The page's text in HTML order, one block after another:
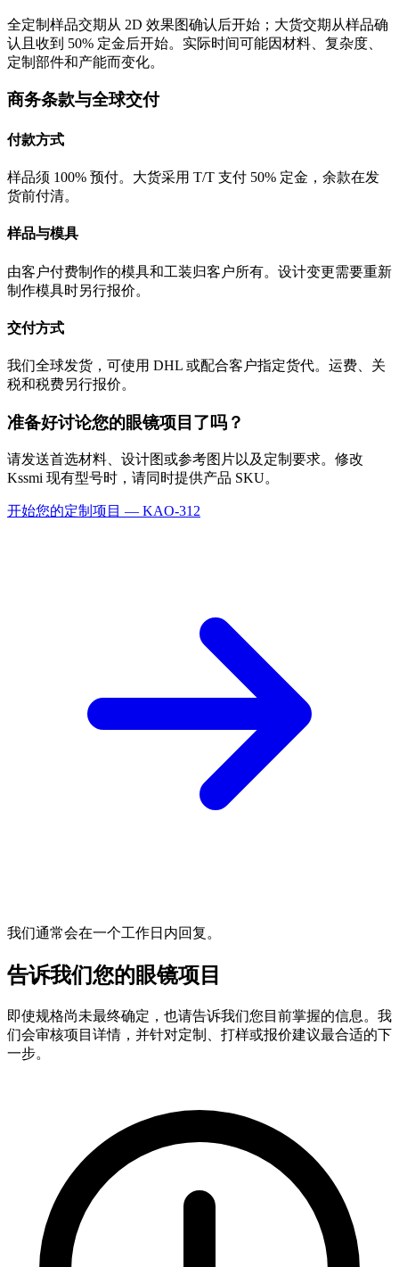
全定制样品交期从 2D 效果图确认后开始；大货交期从样品确
认且收到 50% 定金后开始。实际时间可能因材料、复杂度、
定制部件和产能而变化。
商务条款与全球交付
付款方式
样品须 100% 预付。大货采用 T/T 支付 50% 定金，余款在发
货前付清。
样品与模具
由客户付费制作的模具和工装归客户所有。设计变更需要重新
制作模具时另行报价。
交付方式
我们全球发货，可使用 DHL 或配合客户指定货代。运费、关
税和税费另行报价。
准备好讨论您的眼镜项目了吗？
请发送首选材料、设计图或参考图片以及定制要求。修改
Kssmi 现有型号时，请同时提供产品 SKU。
开始您的定制项目 — KAO-312
我们通常会在一个工作日内回复。
告诉我们您的眼镜项目
即使规格尚未最终确定，也请告诉我们您目前掌握的信息。我
们会审核项目详情，并针对定制、打样或报价建议最合适的下
一步。